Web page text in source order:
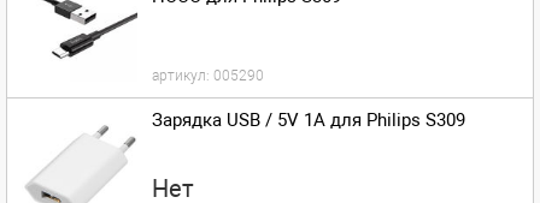
артикул: 005290
Зарядка USB / 5V 1A для Philips S309
Нет